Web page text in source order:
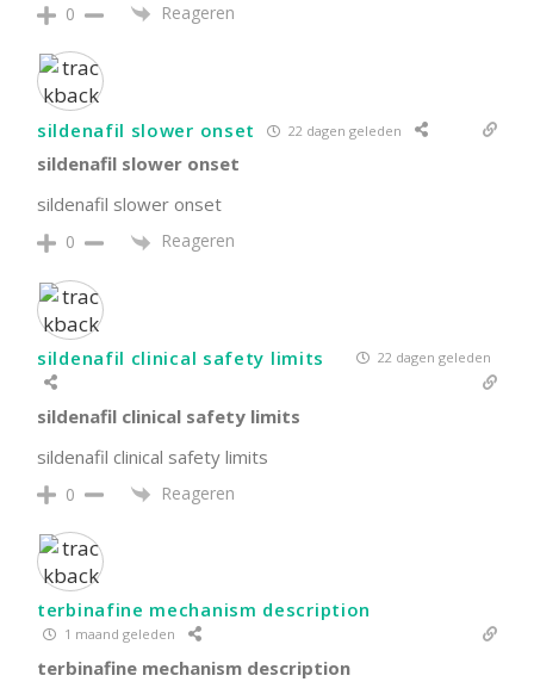
0 Reageren
sildenafil slower onset 22 dagen geleden
sildenafil slower onset
sildenafil slower onset
0 Reageren
sildenafil clinical safety limits 22 dagen geleden
sildenafil clinical safety limits
sildenafil clinical safety limits
0 Reageren
terbinafine mechanism description
1 maand geleden
terbinafine mechanism description